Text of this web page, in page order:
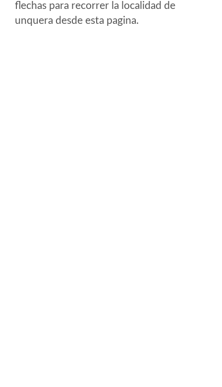
flechas para recorrer la localidad de
unquera desde esta pagina.